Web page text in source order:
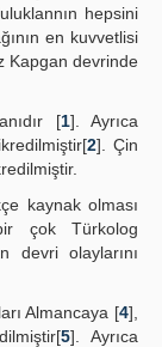
hepsini
en kuvvetlisi
Kapgan devrinde
[1]. Ayrıca
2]. Çin
kaynak olması
çok Türkolog
devri olaylarını
Almancaya [4],
5]. Ayrıca